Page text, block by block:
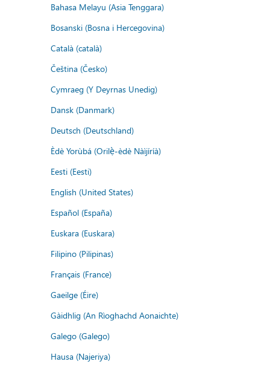
Bahasa Melayu (Asia Tenggara)
Bosanski (Bosna i Hercegovina)
Català (català)
Čeština (Česko)
Cymraeg (Y Deyrnas Unedig)
Dansk (Danmark)
Deutsch (Deutschland)
Èdè Yorùbá (Orilẹ̀-èdè Nàìjíríà)
Eesti (Eesti)
English (United States)
Español (España)
Euskara (Euskara)
Filipino (Pilipinas)
Français (France)
Gaeilge (Éire)
Gàidhlig (An Rìoghachd Aonaichte)
Galego (Galego)
Hausa (Najeriya)